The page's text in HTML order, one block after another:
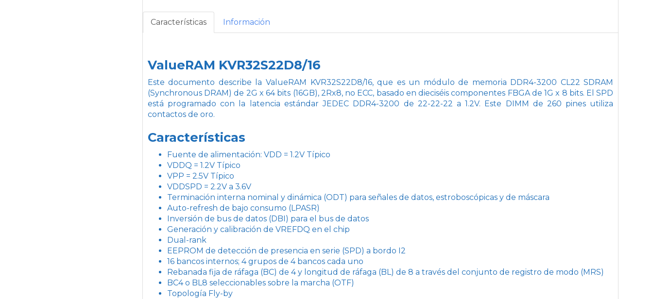
Características Información
ValueRAM KVR32S22D8/16
Este documento describe la ValueRAM KVR32S22D8/16, que es un módulo de memoria DDR4-3200 CL22 SDRAM
(Synchronous DRAM) de 2G x 64 bits (16GB), 2Rx8, no ECC, basado en dieciséis componentes FBGA de 1G x 8 bits. El SPD
está programado con la latencia estándar JEDEC DDR4-3200 de 22-22-22 a 1.2V. Este DIMM de 260 pines utiliza
contactos de oro.
Características
Fuente de alimentación: VDD = 1.2V Típico
VDDQ = 1.2V Típico
VPP = 2.5V Típico
VDDSPD = 2.2V a 3.6V
Terminación interna nominal y dinámica (ODT) para señales de datos, estroboscópicas y de máscara
Auto-refresh de bajo consumo (LPASR)
Inversión de bus de datos (DBI) para el bus de datos
Generación y calibración de VREFDQ en el chip
Dual-rank
EEPROM de detección de presencia en serie (SPD) a bordo I2
16 bancos internos; 4 grupos de 4 bancos cada uno
Rebanada fija de ráfaga (BC) de 4 y longitud de ráfaga (BL) de 8 a través del conjunto de registro de modo (MRS)
BC4 o BL8 seleccionables sobre la marcha (OTF)
Topología Fly-by